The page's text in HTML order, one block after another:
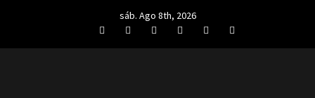
sáb. Ago 8th, 2026
FacebookTwitterLinkedIn
VK YouTubeInstagram